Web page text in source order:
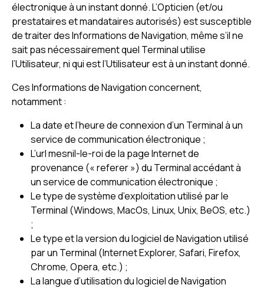
électronique à un instant donné. L’Opticien (et/ou
prestataires et mandataires autorisés) est susceptible
de traiter des Informations de Navigation, même s’il ne
sait pas nécessairement quel Terminal utilise
l’Utilisateur, ni qui est l’Utilisateur est à un instant donné.
Ces Informations de Navigation concernent,
notamment :
La date et l’heure de connexion d’un Terminal à un
service de communication électronique ;
L’url mesnil-le-roi de la page Internet de
provenance (« referer ») du Terminal accédant à
un service de communication électronique ;
Le type de système d’exploitation utilisé par le
Terminal (Windows, MacOs, Linux, Unix, BeOS, etc.)
;
Le type et la version du logiciel de Navigation utilisé
par un Terminal (Internet Explorer, Safari, Firefox,
Chrome, Opera, etc.) ;
La langue d’utilisation du logiciel de Navigation